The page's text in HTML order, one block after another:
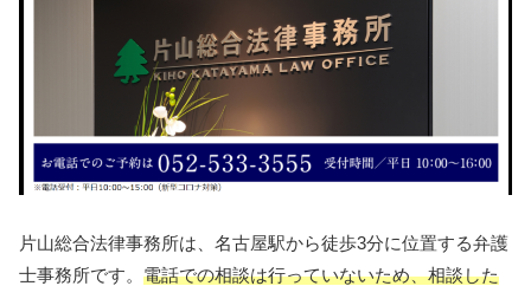
片山総合法律事務所は、名古屋駅から徒歩3分に位置する弁護
士事務所です。 電話での相談は行っていないため、相談した